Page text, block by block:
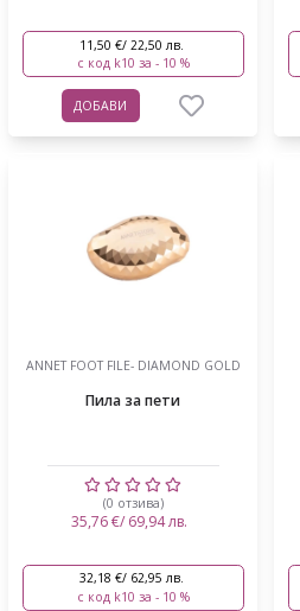
11,50 €/ 22,50 лв.
с код k10 за - 10 %
ДОБАВИ
ANNET FOOT FILE- DIAMOND GOLD
Пила за пети
(0 отзива)
35,76 €/ 69,94 лв.
32,18 €/ 62,95 лв.
с код k10 за - 10 %